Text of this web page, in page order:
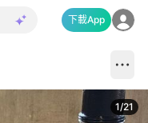
下載App
1/21